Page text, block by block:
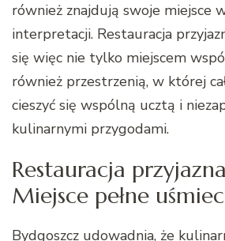
również znajdują swoje miejsce
interpretacji. Restauracja
się więc nie tylko miejscem
również przestrzenią, w której
cieszyć się wspólną ucztą i
kulinarnymi przygodami.
Restauracja
Miejsce pełne
Bydgoszcz udowadnia, że